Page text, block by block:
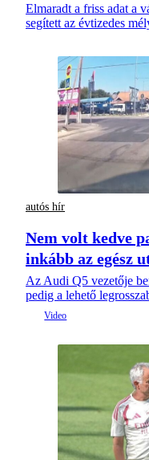
Elmaradt a friss adat a
segített az évtizedes
autós hír
Nem volt kedve
inkább az egész
Az Audi Q5 vezetője
pedig a lehető